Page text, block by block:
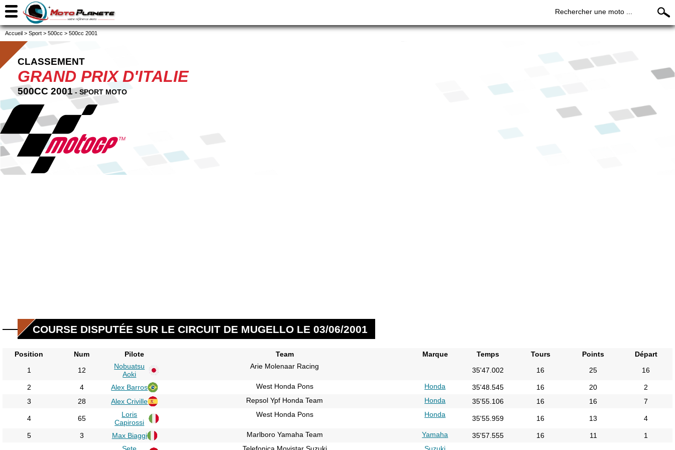
Rechercher une moto ...
Accueil > Sport > 500cc > 500cc 2001
CLASSEMENT
GRAND PRIX D'ITALIE
500CC 2001 - SPORT MOTO
COURSE DISPUTÉE SUR LE CIRCUIT DE MUGELLO LE 03/06/2001
Position Num Pilote Team Marque Temps Tours Points
Départ
1
12
Nobuatsu
Aoki
Arie Molenaar Racing 35'47.002 16 25 16
2 4 Alex Barros West Honda Pons Honda 35'48.545 16 20
2
3
28 Alex Criville Repsol Ypf Honda Team Honda 35'55.106 16 16 7
4 65
Loris
Capirossi
West Honda Pons Honda 35'55.959 16 13 4
5 3 Max Biaggi Marlboro Yamaha Team Yamaha 35'57.555 16 11 1